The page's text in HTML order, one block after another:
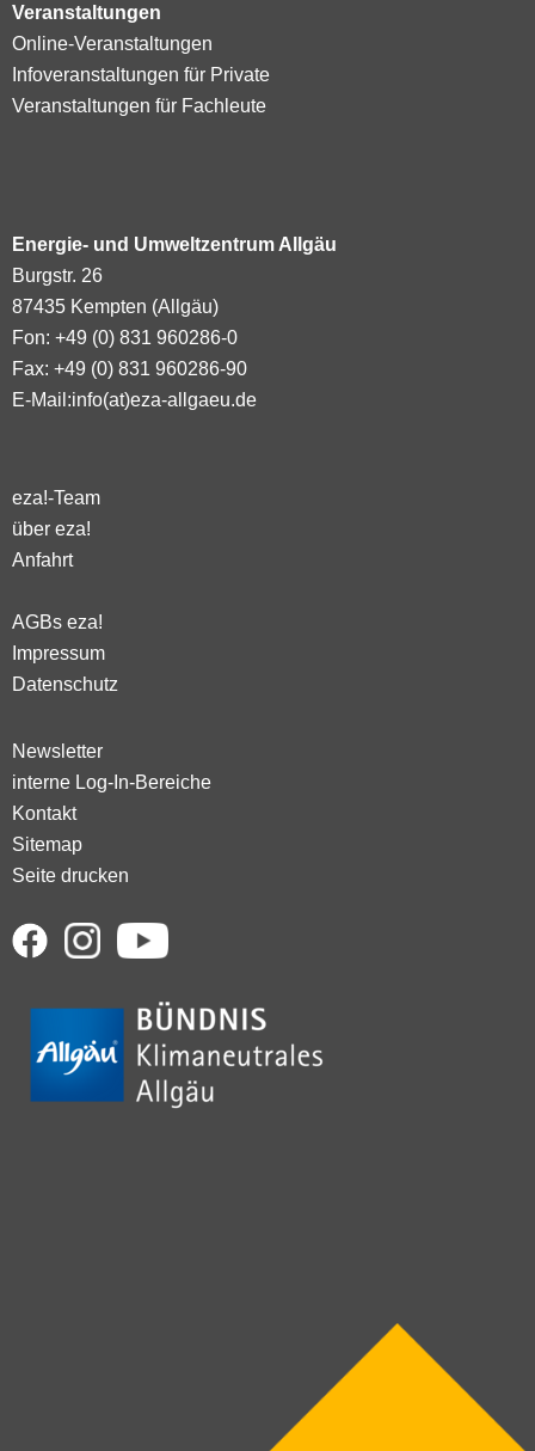
Veranstaltungen
Online-Veranstaltungen
Infoveranstaltungen für Private
Veranstaltungen für Fachleute
Energie- und Umweltzentrum Allgäu
Burgstr. 26
87435 Kempten (Allgäu)
Fon: +49 (0) 831 960286-0
Fax: +49 (0) 831 960286-90
E-Mail:info(at)eza-allgaeu.de
eza!-Team
über eza!
Anfahrt
AGBs eza!
Impressum
Datenschutz
Newsletter
interne Log-In-Bereiche
Kontakt
Sitemap
Seite drucken